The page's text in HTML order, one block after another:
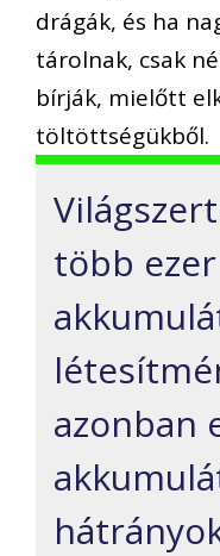
drágák, és ha
tárolnak, csak
bírják, mielőtt
töltöttségükből.
több
azonban